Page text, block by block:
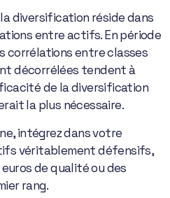
diversification réside dans
entre actifs. En période
corrélations entre classes
décorrélées tendent à
de la diversification
la plus nécessaire.
intégrez dans votre
véritablement défensifs,
de qualité ou des
rang.